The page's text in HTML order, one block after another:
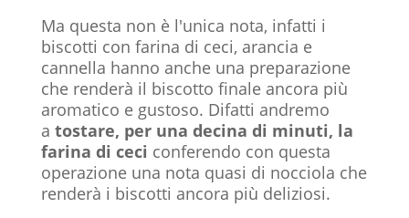
Ma questa non è l'unica nota, infatti i
biscotti con farina di ceci, arancia e
cannella hanno anche una preparazione
che renderà il biscotto finale ancora più
aromatico e gustoso. Difatti andremo
a tostare, per una decina di minuti, la
farina di ceci conferendo con questa
operazione una nota quasi di nocciola che
renderà i biscotti ancora più deliziosi.